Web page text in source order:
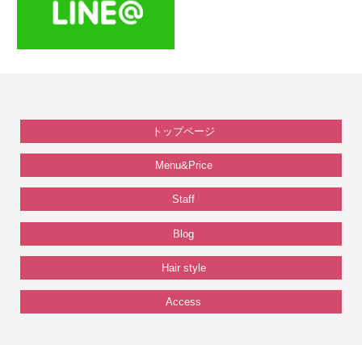
トップページ
Menu&Price
Staff
Blog
Hair style
Access